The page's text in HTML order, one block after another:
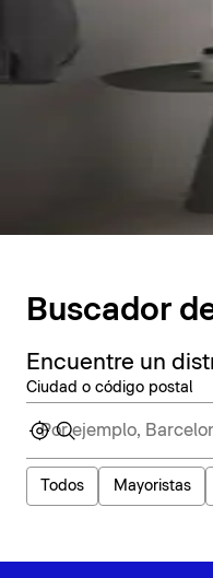
Buscador
Encuentre un
Ciudad o código postal
Todos Mayoristas